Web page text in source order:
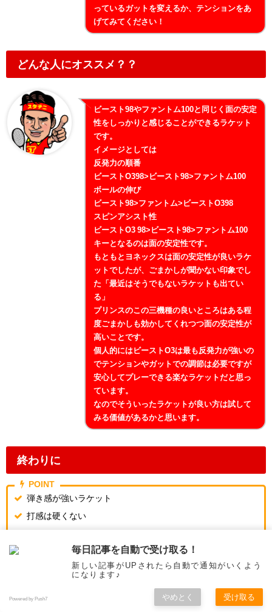
っているガットを変えるか、テンションをあ
げてみてください！
どんな人にオススメ？？
ビースト98やファントム100と同じく面の安定
性をしっかりと感じることができるラケット
です。
イメージとしては
反発力の順番
ビーストO398>ビースト98>ファントム100
ボールの伸び
ビースト98>ファントム>ビーストO398
スピンアシスト性
ビーストO3 98>ビースト98>ファントム100
キーとなるのは面の安定性です。
もともとヨネックスは面の安定性が良いラケ
ットでしたが、ごまかしが聞かない印象でし
た「最近はそうでもないラケットも出てい
る」
プリンスのこの三機種の良いところはある程
度ごまかしも効かしてくれつつ面の安定性が
高いことです。
個人的にはビーストO3は最も反発力が強いの
でテンションやガットでの調節は必要ですが
安心してプレーできる楽なラケットだと思っ
ています。
なのでそういったラケットが良い方は試して
みる価値があるかと思います。
終わりに
POINT
弾き感が強いラケット
打感は硬くない
面の安定性○
スピンアシスト○
毎日記事を自動で受け取る！
新しい記事がUPされたら自動で通知がいくよう
になります♪
Powered by Push7 やめとく 受け取る